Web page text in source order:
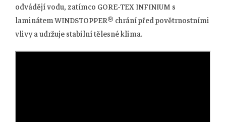
odvádějí vodu, zatímco GORE-TEX INFINIUM s
laminátem WINDSTOPPER® chrání před povětrnostními
vlivy a udržuje stabilní tělesné klima.